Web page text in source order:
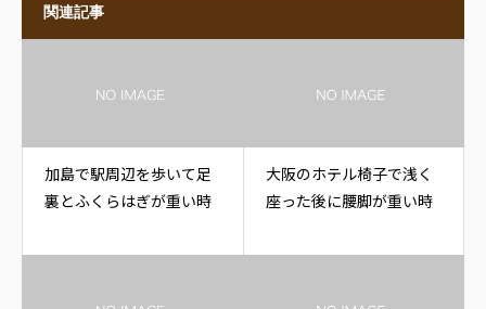
関連記事
加島で駅周辺を歩いて足
裏とふくらはぎが重い時
大阪のホテル椅子で浅く
座った後に腰脚が重い時